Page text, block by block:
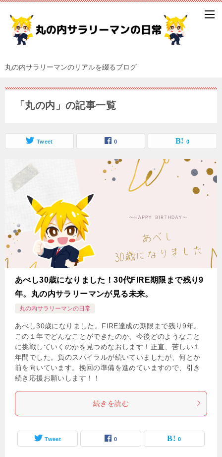
丸の内サラリーマンのリアルを綴るブログ
「丸の内」の記事一覧
Tweet 0 0
あべし30歳になりました！30代FIRE期限まで残り9
年。丸の内サラリーマンが見る未来。
丸の内サラリーマンの日常
あべし30歳になりました。FIRE達成の期限まで残り9年。
この１年でどんなことができたのか、今後どのようなこと
に挑戦していくのかを見つめなおします！正直、苦しい１
年間でした。負のスパイラルが続いていましたが、何とか
前を向いています。挽回の準備を進めていますので、引き
続き応援お願いします！！
続きを読む
Tweet 0 0